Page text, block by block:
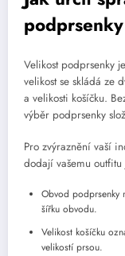
podprsenky
Velikost podprsenky
velikost se skládá ze
a velikosti košíčku.
výběr podprsenky
Pro zvýraznění vaší
dodají vašemu
Obvod podprsenky
šířku obvodu.
Velikost košíčku
velikostí prsou.